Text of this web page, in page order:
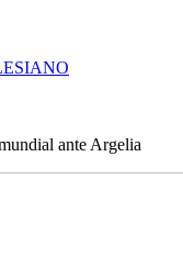
ante Argelia